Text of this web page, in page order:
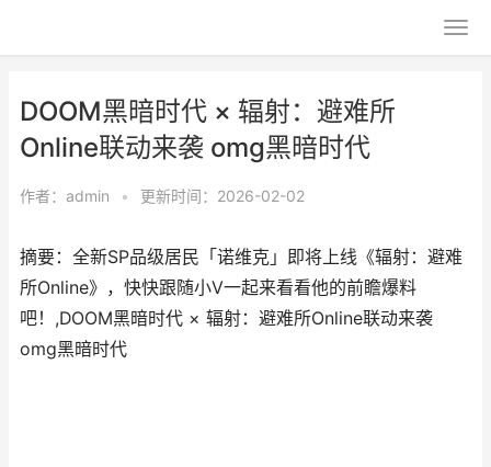
DOOM黑暗时代 × 辐射：避难所
Online联动来袭 omg黑暗时代
作者： admin • 更新时间：2026-02-02
摘要：​全新SP品级居民「诺维克」即将上线《辐射：避难
所Online》，快快跟随小V一起来看看他的前瞻爆料
吧！,DOOM黑暗时代 × 辐射：避难所Online联动来袭
omg黑暗时代